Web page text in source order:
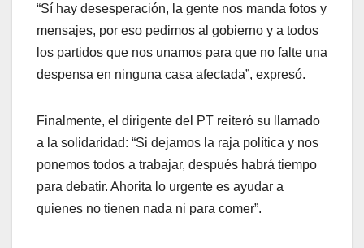
“Sí hay desesperación, la gente nos manda fotos y
mensajes, por eso pedimos al gobierno y a todos
los partidos que nos unamos para que no falte una
despensa en ninguna casa afectada”, expresó.
Finalmente, el dirigente del PT reiteró su llamado
a la solidaridad: “Si dejamos la raja política y nos
ponemos todos a trabajar, después habrá tiempo
para debatir. Ahorita lo urgente es ayudar a
quienes no tienen nada ni para comer”.